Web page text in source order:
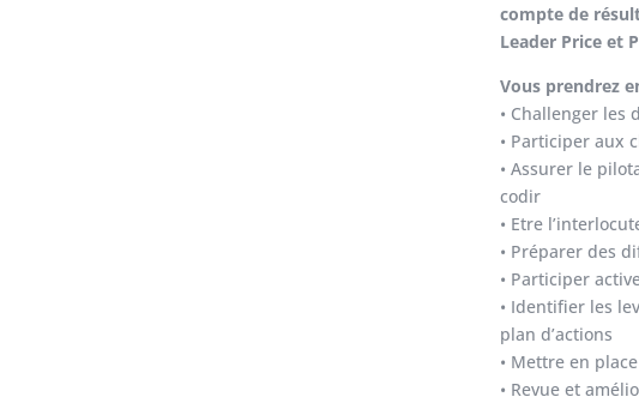
compte de
Leader Price et
Vous prendrez
• Challenger les
• Participer aux
• Assurer le
codir
• Etre
• Préparer des
• Participer
• Identifier les
plan d’actions
• Mettre en
• Revue et